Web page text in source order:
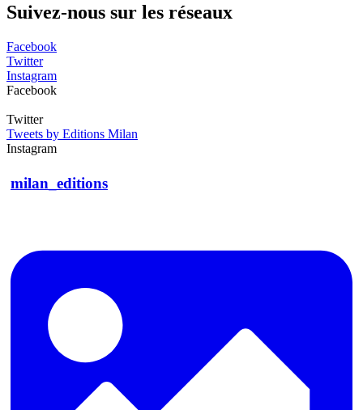
Suivez-nous sur les réseaux
Facebook
Twitter
Instagram
Facebook
Twitter
Tweets by Editions Milan
Instagram
milan_editions